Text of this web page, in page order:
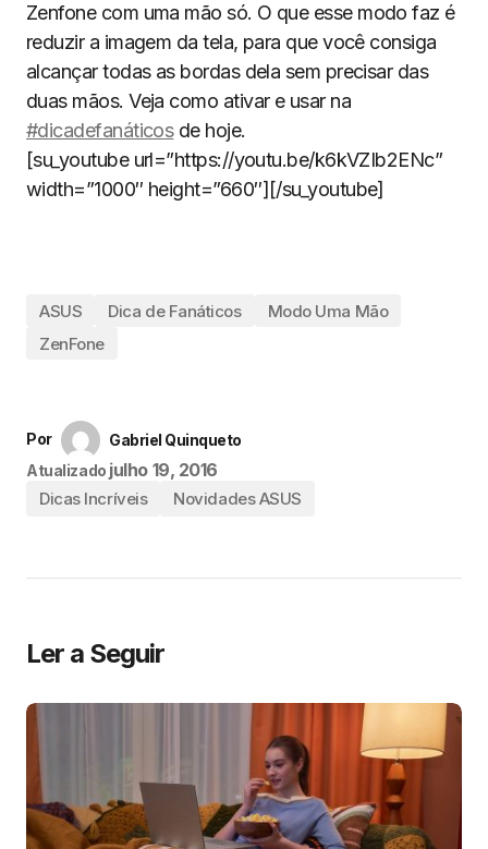
Zenfone com uma mão só. O que esse modo faz é
reduzir a imagem da tela, para que você consiga
alcançar todas as bordas dela sem precisar das
duas mãos. Veja como ativar e usar na
#dicadefanáticosde hoje.
[su_youtube url=”https://youtu.be/k6kVZIb2ENc”
width=”1000″ height=”660″][/su_youtube]
ASUS Dica de Fanáticos
Modo Uma Mão
ZenFone
Por
Gabriel Quinqueto
Atualizado julho 19, 2016
Dicas Incríveis Novidades ASUS
Ler a Seguir